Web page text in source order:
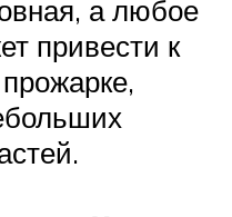
а любое
привести к